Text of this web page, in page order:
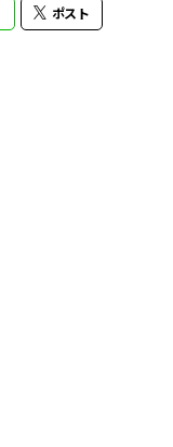
ポスト